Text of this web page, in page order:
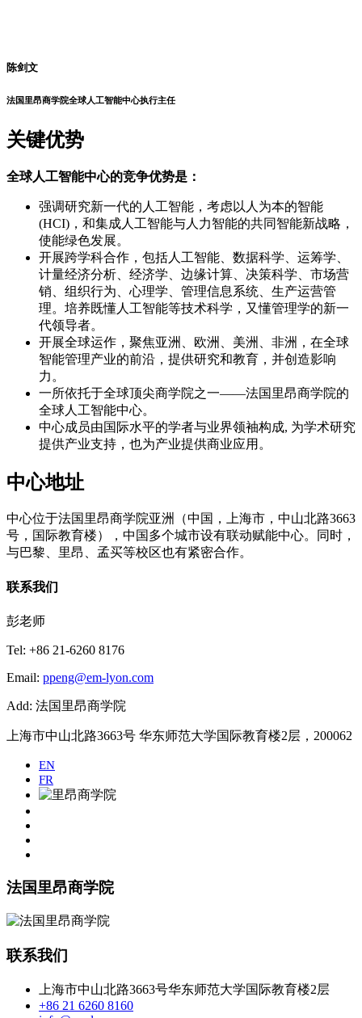
陈剑文
法国里昂商学院全球人工智能中心执行主任
关键优势
全球人工智能中心的竞争优势是：
强调研究新一代的人工智能，考虑以人为本的智能
(HCI)，和集成人工智能与人力智能的共同智能新战略，
使能绿色发展。
开展跨学科合作，包括人工智能、数据科学、运筹学、
计量经济分析、经济学、边缘计算、决策科学、市场营
销、组织行为、心理学、管理信息系统、生产运营管
理。培养既懂人工智能等技术科学，又懂管理学的新一
代领导者。
开展全球运作，聚焦亚洲、欧洲、美洲、非洲，在全球
智能管理产业的前沿，提供研究和教育，并创造影响
力。
一所依托于全球顶尖商学院之一——法国里昂商学院的
全球人工智能中心。
中心成员由国际水平的学者与业界领袖构成, 为学术研究
提供产业支持，也为产业提供商业应用。
中心地址
中心位于法国里昂商学院亚洲（中国，上海市，中山北路3663
号，国际教育楼），中国多个城市设有联动赋能中心。同时，
与巴黎、里昂、孟买等校区也有紧密合作。
联系我们
彭老师
Tel: +86 21-6260 8176
Email: ppeng@em-lyon.com
Add: 法国里昂商学院
上海市中山北路3663号 华东师范大学国际教育楼2层，200062
EN
FR
法国里昂商学院
联系我们
上海市中山北路3663号华东师范大学国际教育楼2层
+86 21 6260 8160